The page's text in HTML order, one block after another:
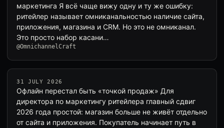
маркетинга Я всё чаще вижу одну и ту же ошибку:
ритейлер называет омниканальностью наличие сайта,
приложения, магазина и CRM. Но это не омниканал.
Это просто набор касани…
@OmnichannelCraft
31 JULY 2026
Офлайн перестал быть «точкой продаж» Для
директора по маркетингу ритейлера главный сдвиг
2026 года простой: магазин больше не живёт отдельно
от сайта и приложения. Покупатель начинает путь в